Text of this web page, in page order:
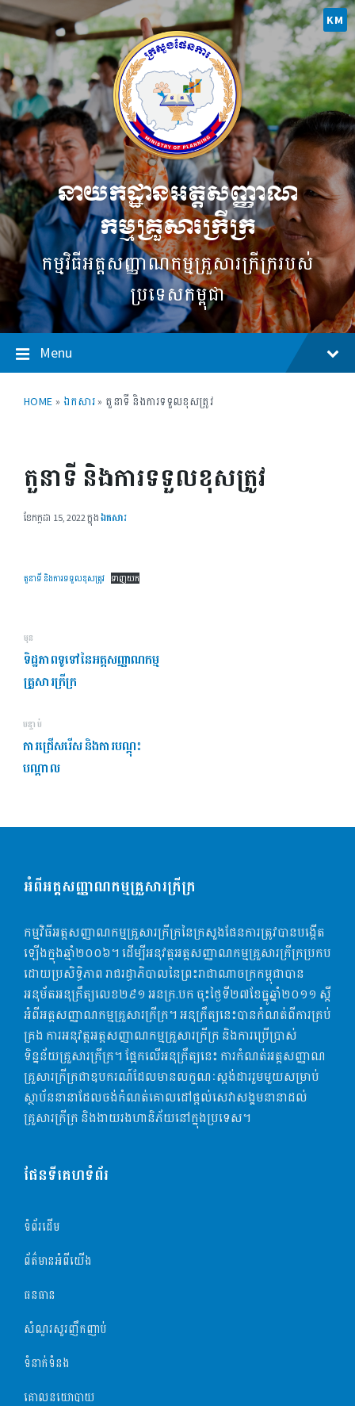
Skip
to
content
Skip
to
main
navigation
Skip
to
footer
KM
នាយកដ្ឋានអត្តសញ្ញាណ
កម្មគ្រួសារក្រីក្រ
កម្មវិធី​អត្តសញ្ញាណ​កម្ម​គ្រួសារ​ក្រីក្ររបស់
ប្រទេសកម្ពុជា
Menu
HOME »ឯកសារ» តួនាទី​ និងការទទួលខុសត្រូវ
តួនាទី​ និងការទទួលខុសត្រូវ
ខែ​កក្កដា 15, 2022ក្នុង ឯកសារ
តួនាទី​ និងការទទួលខុសត្រូវ ទាញយក
មុន
ទិដ្ឋភាពទូទៅនៃ​អត្តសញ្ញាណកម្ម
គ្រួសារក្រីក្រ
បន្ទាប់
ការជ្រើសរើស និងការបណ្តុះ
បណ្តាល
អំពីអត្តសញ្ញាណកម្មគ្រួសារក្រីក្រ
កម្មវិធីអត្តសញ្ញាណកម្មគ្រួសារក្រីក្រនៃក្រសួងផែនការត្រូវបានបង្កើត
ឡើងក្នុងឆ្មាំ២០០៦។ ដើម្បី​អនុវត្ដអត្តសញ្ញាណកម្មគ្រួសារក្រីក្រប្រកប
ដោយប្រសិទ្ធិភាព រាជរដ្ធាភិបាលនៃព្រះរាជាណាចក្រកម្ពុជាបាន
អនុម័តអនុក្រឹត្យលេខ​២៩១ អនក្រ.បក​ ចុះថ្ងៃទី២៧ខែធ្នូឆ្នាំ២០១១ ស្តី
អំពីអត្តសញ្ញាណកម្មគ្រួសារក្រីក្រ​។​ អនុក្រឹត្យនេះបានកំណត់ពីការគ្រប់
គ្រង ការអនុវត្តអត្តសញ្ញាណកម្មគ្រួសារក្រីក្រ និងការប្រើប្រាស់
ទិន្នន័យគ្រួសារក្រីក្រ។​ ផ្អែកលើអនុក្រឹត្យ​នេះ ការកំណត់អត្តសញ្ញាណ
គ្រួសារក្រីក្រជាឧបករណ៍ដែលមានលក្ខណៈ​ស្តង់ដាររួមមួយសម្រាប់
ស្ថាប័ននានាដែលចង់កំណត់គោលដៅផ្ដល់សេវាសង្គមនានាដល់
គ្រួសារក្រីក្រ និងងាយរងហានិភ័យនៅក្នុងប្រទេស។
ផែនទីគេហទំព័រ
ទំព័រដើម
ព័ត៌មានអំពីយើង
ធនធាន
សំណួរសួរញឹកញាប់
ទំនាក់ទំនង
គោលនយោបាយ